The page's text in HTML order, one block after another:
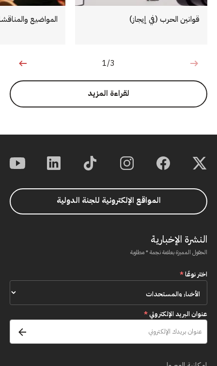
قوانين الحرب (في إيجاز) المواضيع
1 من 3
1/3
لقراءة المزيد
المواقع الإلكترونية للجنة الدولية
النشرة الإخبارية
الحقول المميزة بعلامة نجمة * مطلوبة
اختر نوعًا*
عنوان البريد الإلكتروني*